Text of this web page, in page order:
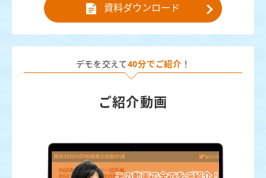
資料ダウンロード
デモを交えて40分でご紹介 ！
ご紹介動画